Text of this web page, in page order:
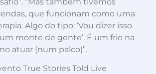
que funcionam como uma
Algo do tipo: ‘Vou dizer isso
monte de gente’. É um frio na
atuar (num palco)”.
True Stories Told Live